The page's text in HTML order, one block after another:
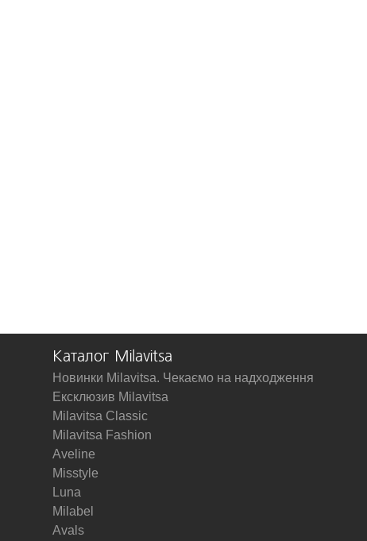
Каталог Milavitsa
Новинки Milavitsa. Чекаємо на надходження
Ексклюзив Milavitsa
Milavitsa Classic
Milavitsa Fashion
Aveline
Misstyle
Luna
Milabel
Avals